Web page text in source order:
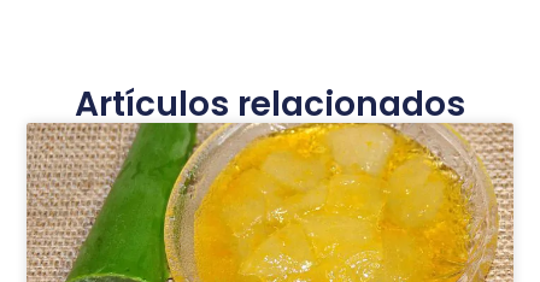
Artículos relacionados